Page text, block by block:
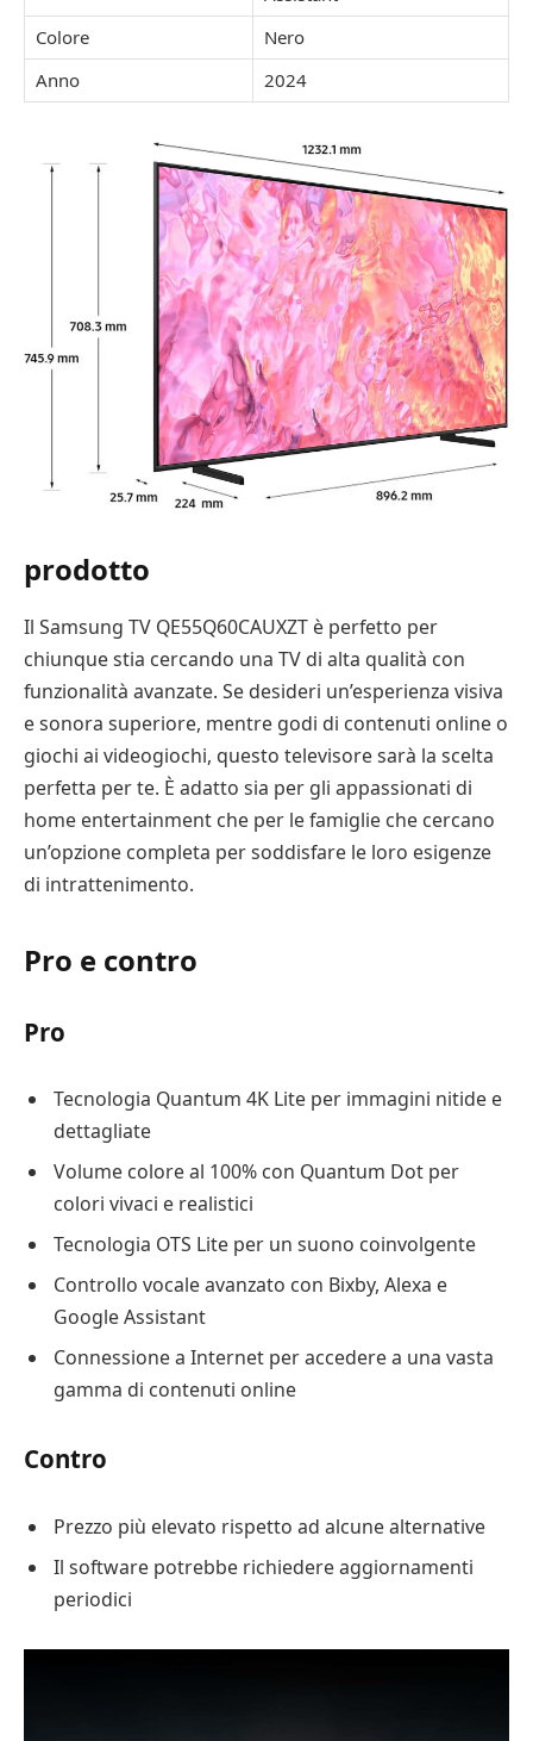
Colore
Nero
Anno
2024
prodotto
Il Samsung TV QE55Q60CAUXZT è perfetto per
chiunque stia cercando una TV di alta qualità con
funzionalità avanzate. Se desideri un’esperienza visiva
e sonora superiore, mentre godi di contenuti online o
giochi ai videogiochi, questo televisore sarà la scelta
perfetta per te. È adatto sia per gli appassionati di
home entertainment che per le famiglie che cercano
un’opzione completa per soddisfare le loro esigenze
di intrattenimento.
Pro e contro
Pro
Tecnologia Quantum 4K Lite per immagini nitide e
dettagliate
Volume colore al 100% con Quantum Dot per
colori vivaci e realistici
Tecnologia OTS Lite per un suono coinvolgente
Controllo vocale avanzato con Bixby, Alexa e
Google Assistant
Connessione a Internet per accedere a una vasta
gamma di contenuti online
Contro
Prezzo più elevato rispetto ad alcune alternative
Il software potrebbe richiedere aggiornamenti
periodici